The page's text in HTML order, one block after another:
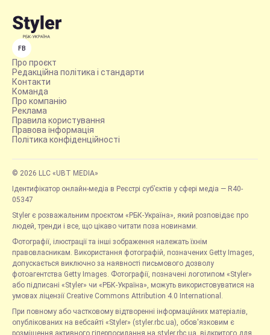
FB
Про проєкт
Редакційна політика і стандарти
Контакти
Команда
Про компанію
Реклама
Правила користування
Правова інформація
Політика конфіденційності
© 2026 LLC «UBT MEDIA»
Ідентифікатор онлайн-медіа в Реєстрі суб’єктів у сфері медіа — R40-
05347
Styler є розважальним проєктом «РБК-Україна», який розповідає про
людей, тренди і все, що цікаво читати поза новинами.
Фотографії, ілюстрації та інші зображення належать їхнім
правовласникам. Використання фотографій, позначених Getty Images,
допускається виключно за наявності письмового дозволу
фотоагентства Getty Images. Фотографії, позначені логотипом «Styler»
або підписані «Styler» чи «РБК-Україна», можуть використовуватися на
умовах ліцензії Creative Commons Attribution 4.0 International.
При повному або частковому відтворенні інформаційних матеріалів,
опублікованих на вебсайті «Styler» (styler.rbc.ua), обов'язковим є